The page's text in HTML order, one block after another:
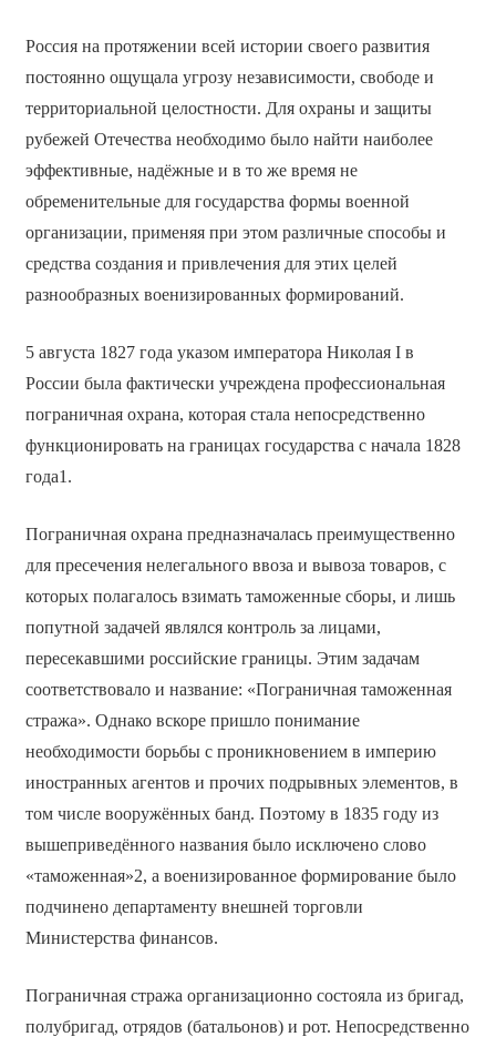
Россия на протяжении всей истории своего развития
постоянно ощущала угрозу независимости, свободе и
территориальной целостности. Для охраны и защиты
рубежей Отечества необходимо было найти наиболее
эффективные, надёжные и в то же время не
обременительные для государства формы военной
организации, применяя при этом различные способы и
средства создания и привлечения для этих целей
разнообразных военизированных формирований.
5 августа 1827 года указом императора Николая I в
России была фактически учреждена профессиональная
пограничная охрана, которая стала непосредственно
функционировать на границах государства с начала 1828
года1.
Пограничная охрана предназначалась преимущественно
для пресечения нелегального ввоза и вывоза товаров, с
которых полагалось взимать таможенные сборы, и лишь
попутной задачей являлся контроль за лицами,
пересекавшими российские границы. Этим задачам
соответствовало и название: «Пограничная таможенная
стража». Однако вскоре пришло понимание
необходимости борьбы с проникновением в империю
иностранных агентов и прочих подрывных элементов, в
том числе вооружённых банд. Поэтому в 1835 году из
вышеприведённого названия было исключено слово
«таможенная»2, а военизированное формирование было
подчинено департаменту внешней торговли
Министерства финансов.
Пограничная стража организационно состояла из бригад,
полубригад, отрядов (батальонов) и рот. Непосредственно